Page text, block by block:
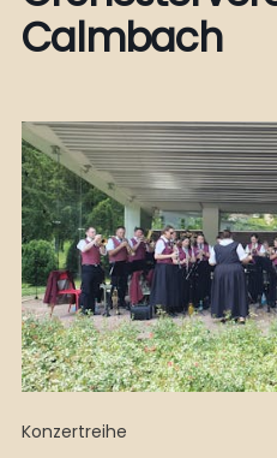
Calmbach
Konzertreihe